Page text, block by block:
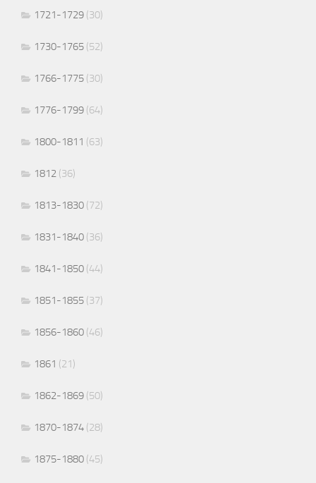
1721-1729 (30)
1730-1765 (52)
1766-1775 (30)
1776-1799 (64)
1800-1811 (63)
1812 (36)
1813-1830 (72)
1831-1840 (36)
1841-1850 (44)
1851-1855 (37)
1856-1860 (46)
1861 (21)
1862-1869 (50)
1870-1874 (28)
1875-1880 (45)